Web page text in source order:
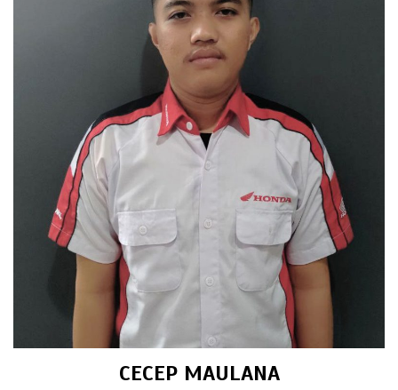
CECEP MAULANA